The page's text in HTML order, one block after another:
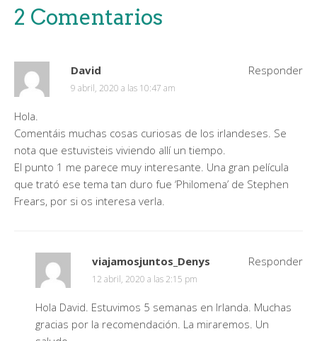
2 Comentarios
David
9 abril, 2020 a las 10:47 am
Hola.
Comentáis muchas cosas curiosas de los irlandeses. Se
nota que estuvisteis viviendo allí un tiempo.
El punto 1 me parece muy interesante. Una gran película
que trató ese tema tan duro fue ‘Philomena’ de Stephen
Frears, por si os interesa verla.
Responder
viajamosjuntos_Denys
12 abril, 2020 a las 2:15 pm
Hola David. Estuvimos 5 semanas en Irlanda. Muchas
gracias por la recomendación. La miraremos. Un
Responder